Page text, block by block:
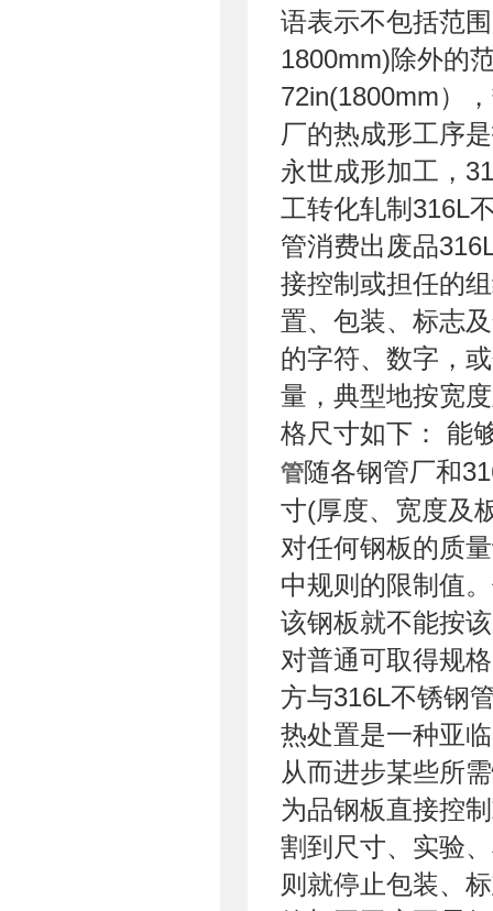
语表示不包括范
1800mm)除外的
72in(1800mm）
厂的热成形工序
永世成形加工，
工转化轧制316L
管消费出废品
接控制或担任的
置、包装、标志
的字符、数字，
量，典型地按宽
格尺寸如下： 能
管随各钢管厂和
寸(厚度、宽度及
对任何钢板的质
中规则的限制值
该钢板就不能按
对普通可取得规
方与316L不锈钢
热处置是一种亚
从而进步某些所
为品钢板直接控
割到尺寸、实验
则就停止包装、